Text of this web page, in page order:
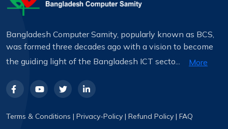
Bangladesh Computer Samity, popularly known as BCS,
was formed three decades ago with a vision to become
the guiding light of the Bangladesh ICT secto...
More
Terms & Conditions | Privacy-Policy | Refund Policy | FAQ